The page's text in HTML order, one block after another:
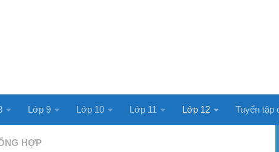
Lớp 9 Lớp 10 Lớp 11 Lớp 12 Tuyển tập
HỢP